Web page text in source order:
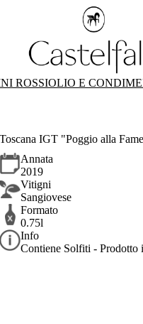
ROSSIOLIO E
Toscana IGT "Poggio alla
Annata
2019
Vitigni
Sangiovese
Formato
0.75l
Info
Contiene Solfiti - Prodotto